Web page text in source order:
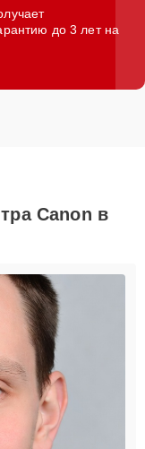
до 3 лет на
Canon в